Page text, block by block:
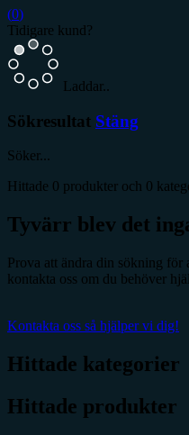
(0)
Tidigare kund?
Laddar..
Sökresultat Stäng
Söker...
Hittade 0 produkter och 0
Tyvärr blev det
Prova att ändra din sökning
kontakta oss om du behöver
Kontakta oss så hjälper vi dig!
Hittade kategorier
Hittade produkter